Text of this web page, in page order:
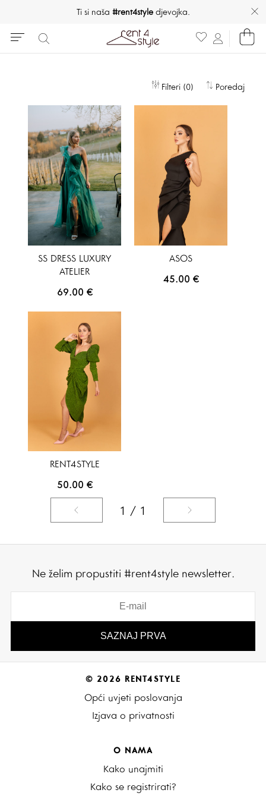
Ti si naša #rent4styledjevojka.
Filteri (0) Poredaj
SS DRESS LUXURY
ATELIER
69.00 €
ASOS
45.00 €
RENT4STYLE
50.00 €
1 / 1
Ne želim propustiti #rent4style newsletter.
© 2026 RENT4STYLE
Opći uvjeti poslovanja
Izjava o privatnosti
O NAMA
Kako unajmiti
Kako se registrirati?